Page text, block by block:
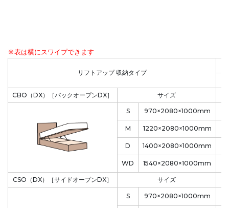
※表は横にスワイプできます
リフトアップ 収納タイプ
CBO（DX）［バックオープンDX］
サイズ
S 970×2080×1000mm
M 1220×2080×1000mm
D 1400×2080×1000mm
WD 1540×2080×1000mm
CSO（DX）［サイドオープンDX］ サイズ
S 970×2080×1000mm